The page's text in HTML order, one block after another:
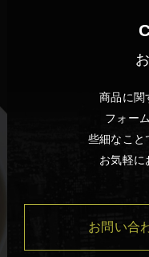
商品に関
フォー
些細なこと
お気軽に
お問い合